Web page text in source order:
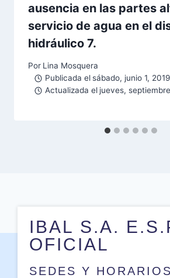
ausencia en las partes
servicio de agua en el
hidráulico 7.
Por Lina Mosquera
Publicada el sábado, junio 1,
Actualizada el jueves,
IBAL S.A.
OFICIAL
SEDES Y HORARIOS